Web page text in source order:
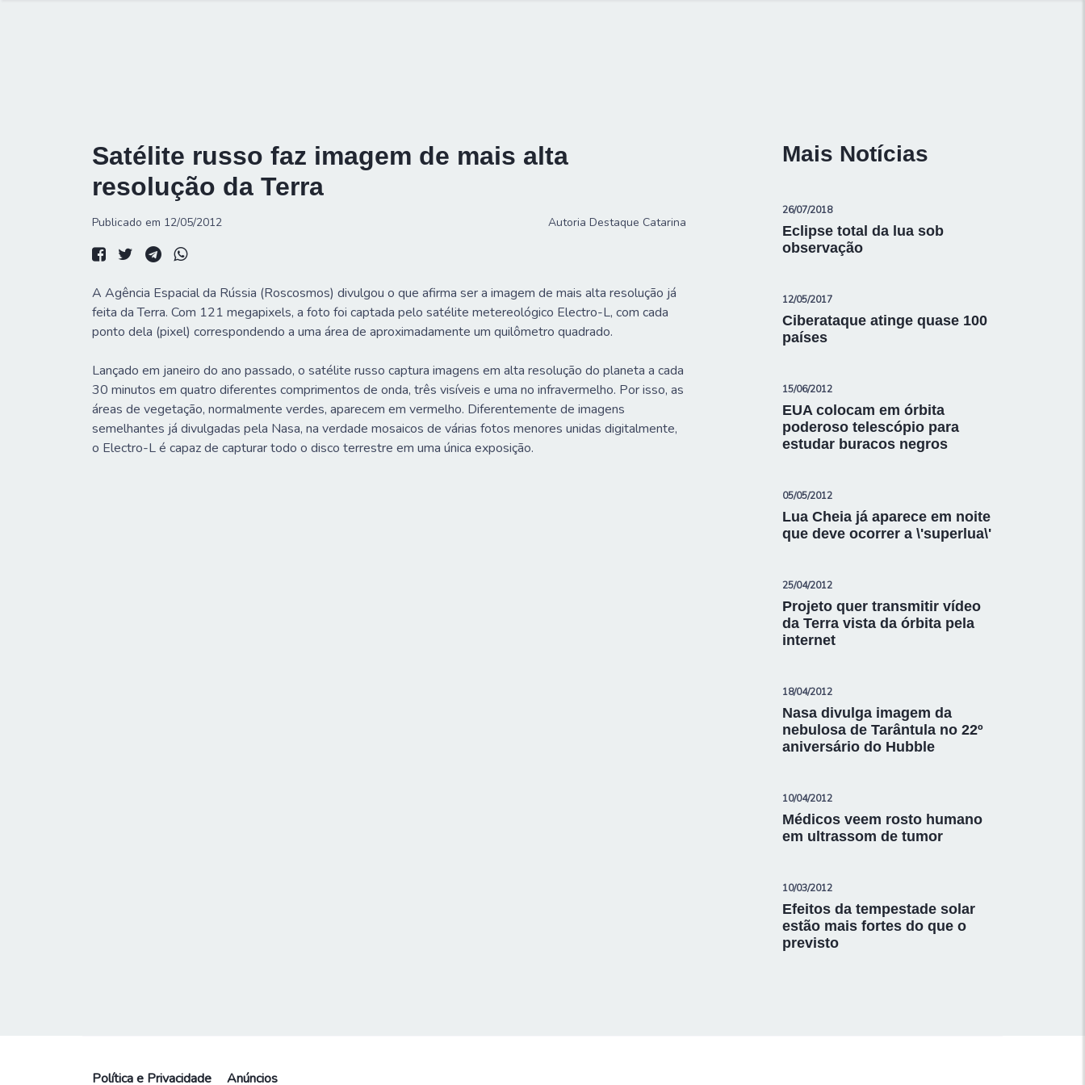
Satélite russo faz imagem de mais alta
resolução da Terra
Publicado em 12/05/2012 Autoria Destaque Catarina
A Agência Espacial da Rússia (Roscosmos) divulgou o que afirma ser a imagem de mais alta resolução já
feita da Terra. Com 121 megapixels, a foto foi captada pelo satélite metereológico Electro-L, com cada
ponto dela (pixel) correspondendo a uma área de aproximadamente um quilômetro quadrado.
Lançado em janeiro do ano passado, o satélite russo captura imagens em alta resolução do planeta a cada
30 minutos em quatro diferentes comprimentos de onda, três visíveis e uma no infravermelho. Por isso, as
áreas de vegetação, normalmente verdes, aparecem em vermelho. Diferentemente de imagens
semelhantes já divulgadas pela Nasa, na verdade mosaicos de várias fotos menores unidas digitalmente,
o Electro-L é capaz de capturar todo o disco terrestre em uma única exposição.
Mais Notícias
26/07/2018
Eclipse total da lua sob
observação
12/05/2017
Ciberataque atinge quase 100
países
15/06/2012
EUA colocam em órbita
poderoso telescópio para
estudar buracos negros
05/05/2012
Lua Cheia já aparece em noite
que deve ocorrer a \'superlua\'
25/04/2012
Projeto quer transmitir vídeo
da Terra vista da órbita pela
internet
18/04/2012
Nasa divulga imagem da
nebulosa de Tarântula no 22º
aniversário do Hubble
10/04/2012
Médicos veem rosto humano
em ultrassom de tumor
10/03/2012
Efeitos da tempestade solar
estão mais fortes do que o
previsto
Política e Privacidade Anúncios